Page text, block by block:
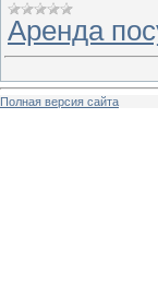
Аренда
Полная версия сайта